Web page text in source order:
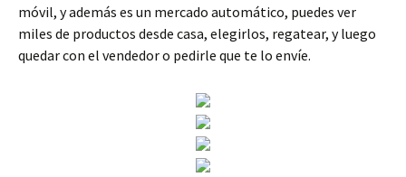
móvil, y además es un mercado automático, puedes ver
miles de productos desde casa, elegirlos, regatear, y luego
quedar con el vendedor o pedirle que te lo envíe.